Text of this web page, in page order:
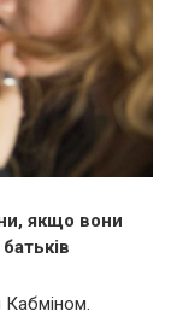
якщо вони
Кабміном.